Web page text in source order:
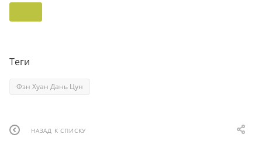
Теги
Фэн Хуан Дань Цун
НАЗАД К СПИСКУ